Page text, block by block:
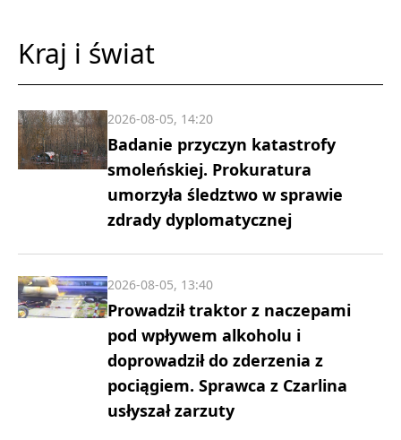
Kraj i świat
Badanie przyczyn katastrofy
smoleńskiej. Prokuratura
umorzyła śledztwo w sprawie
zdrady dyplomatycznej
2026-08-05, 14:20
Prowadził traktor z naczepami
pod wpływem alkoholu i
doprowadził do zderzenia z
pociągiem. Sprawca z Czarlina
usłyszał zarzuty
2026-08-05, 13:40